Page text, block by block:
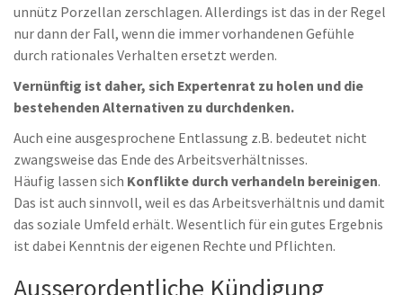
unnütz Porzellan zerschlagen. Allerdings ist das in der Regel
nur dann der Fall, wenn die immer vorhandenen Gefühle
durch rationales Verhalten ersetzt werden.
Vernünftig ist daher, sich Expertenrat zu holen und die
bestehenden Alternativen zu durchdenken.
Auch eine ausgesprochene Entlassung z.B. bedeutet nicht
zwangsweise das Ende des Arbeitsverhältnisses.
Häufig lassen sich Konflikte durch verhandeln bereinigen.
Das ist auch sinnvoll, weil es das Arbeitsverhältnis und damit
das soziale Umfeld erhält. Wesentlich für ein gutes Ergebnis
ist dabei Kenntnis der eigenen Rechte und Pflichten.
Ausserordentliche Kündigung